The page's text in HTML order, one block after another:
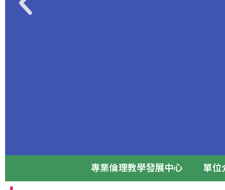
專業倫理論壇
專業倫理教學發展中心 單位